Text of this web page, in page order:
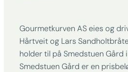
Gourmetkurven AS eies og
Hårtveit og Lars
holder til på Smedstuen Gård
Smedstuen Gård er en